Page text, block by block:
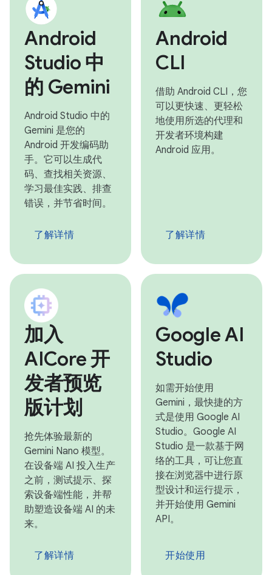
Android
Studio 中
的 Gemini
Android Studio 中的
Gemini 是您的
Android 开发编码助
手。它可以生成代
码、查找相关资源、
学习最佳实践、排查
错误，并节省时间。
了解详情
Android
CLI
借助 Android CLI，您
可以更快速、更轻松
地使用所选的代理和
开发者环境构建
Android 应用。
了解详情
加入
AICore 开
发者预览
版计划
抢先体验最新的
Gemini Nano 模型。
在设备端 AI 投入生产
之前，测试提示、探
索设备端性能，并帮
助塑造设备端 AI 的未
来。
了解详情
Google AI
Studio
如需开始使用
Gemini，最快捷的方
式是使用 Google AI
Studio。Google AI
Studio 是一款基于网
络的工具，可让您直
接在浏览器中进行原
型设计和运行提示，
并开始使用 Gemini
API。
开始使用